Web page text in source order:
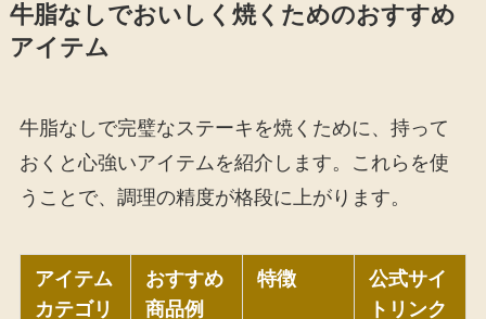
牛脂なしでおいしく焼くためのおすすめ
アイテム
牛脂なしで完璧なステーキを焼くために、持って
おくと心強いアイテムを紹介します。これらを使
うことで、調理の精度が格段に上がります。
アイテム
カテゴリ
おすすめ
商品例
特徴
公式サイ
トリンク